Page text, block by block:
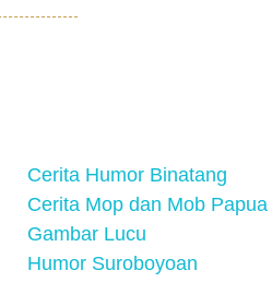
Cerita Humor Binatang
Cerita Mop dan Mob Papua
Gambar Lucu
Humor Suroboyoan